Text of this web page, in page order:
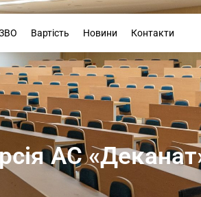
Вартість Новини Контакти
АС